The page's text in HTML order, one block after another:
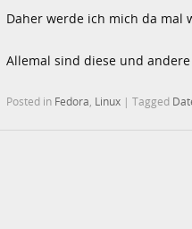
Daher werde ich mich da mal
Allemal sind diese und
Posted in Fedora Linux | Tagged